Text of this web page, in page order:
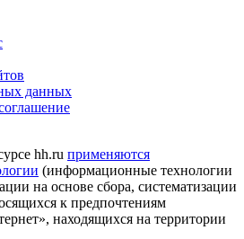
данных
hh.ru применяются
(информационные технологии
на основе сбора, систематизации
к предпочтениям
находящихся на территории